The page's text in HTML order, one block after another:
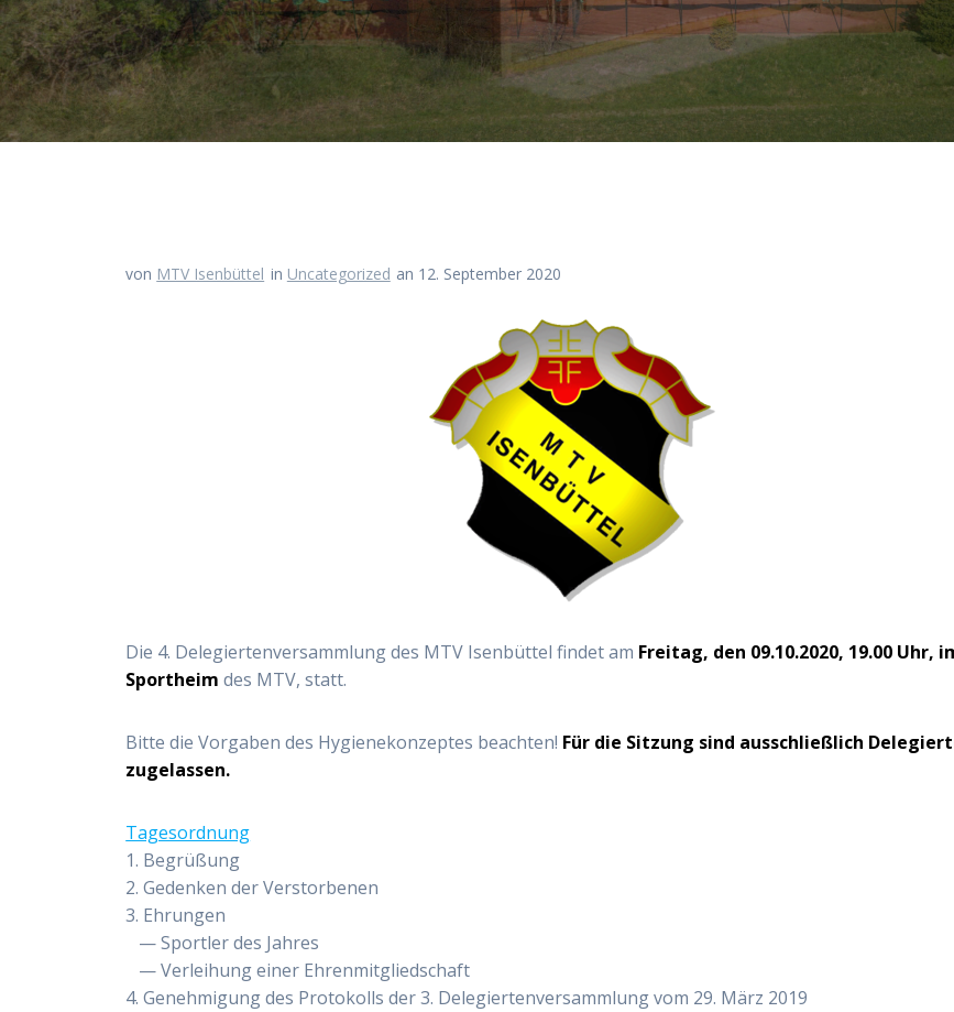
von MTV Isenbüttel in Uncategorized an 12. September 2020
Die 4. Dele­gier­ten­ver­samm­lung des MTV Isen­büt­tel fin­det am Frei­tag, den 09.10.2020, 19.00 Uhr,
Sport­heimdes MTV, statt.
Bit­te die Vor­ga­ben des Hygie­ne­kon­zep­tes beach­ten! Für die Sit­zung sind aus­schließ­lich
zugelassen.
Tages­ord­nung
1. Begrü­ßung
2. Geden­ken der Ver­stor­be­nen
3. Ehrun­gen
— Sport­ler des Jah­res
— Ver­lei­hung einer Ehren­mit­glied­schaft
4. Geneh­mi­gung des Pro­to­kolls der 3. Dele­gier­ten­ver­samm­lung vom 29. März 2019